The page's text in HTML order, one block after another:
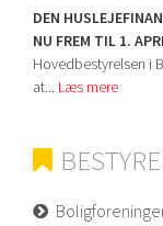
DEN
NU FREM TIL 1.
Hovedbestyrelsen i
at... Læs mere